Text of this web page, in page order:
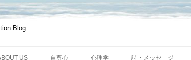
Blog
US 自尊心 心理学 詩・メッセ―ジ